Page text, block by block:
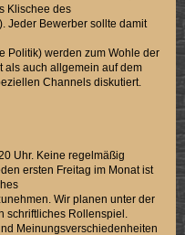
Klischee des
Jeder Bewerber sollte damit
Politik) werden zum Wohle der
als auch allgemein auf dem
Channels diskutiert.
Uhr. Keine regelmäßig
ersten Freitag im Monat ist
Wir planen unter der
schriftliches Rollenspiel.
Meinungsverschiedenheiten